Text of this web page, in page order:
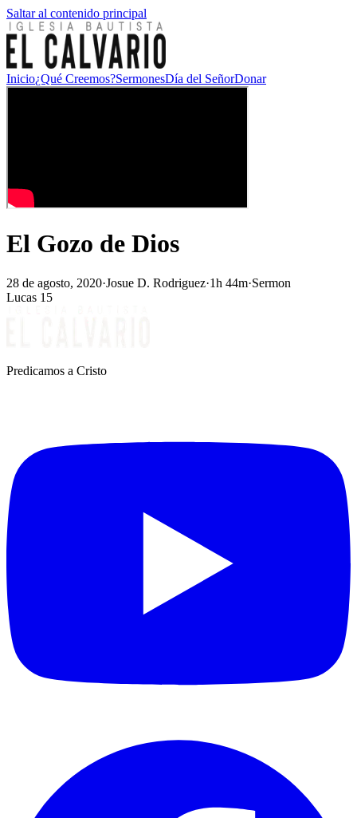
Saltar al contenido principal
Inicio¿Qué Creemos?SermonesDía del SeñorDonar
El Gozo de Dios
28 de agosto, 2020·Josue D. Rodriguez·1h 44m·Sermon
Lucas 15
Predicamos a Cristo